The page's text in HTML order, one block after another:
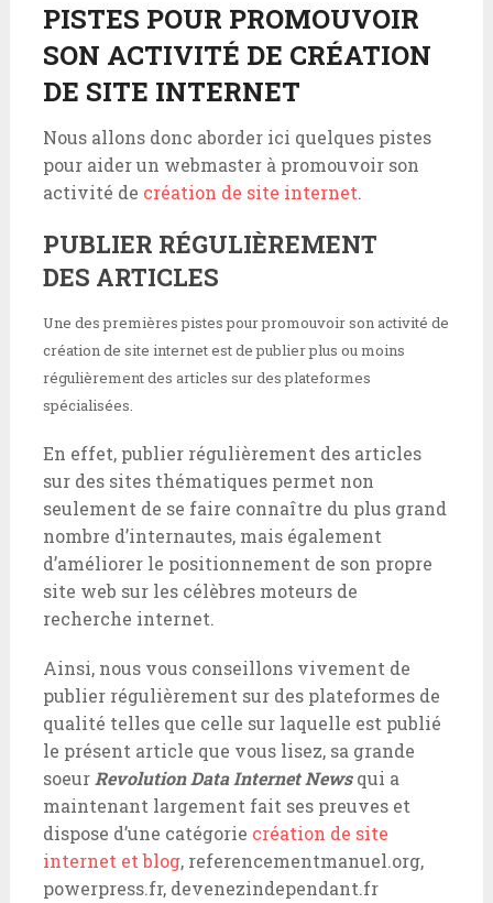
PISTES POUR PROMOUVOIR
SON ACTIVITÉ DE CRÉATION
DE SITE INTERNET
Nous allons donc aborder ici quelques pistes
pour aider un webmaster à promouvoir son
activité de création de site internet.
PUBLIER RÉGULIÈREMENT
DES ARTICLES
Une des premières pistes pour promouvoir son activité de
création de site internet est de publier plus ou moins
régulièrement des articles sur des plateformes
spécialisées.
En effet, publier régulièrement des articles
sur des sites thématiques permet non
seulement de se faire connaître du plus grand
nombre d’internautes, mais également
d’améliorer le positionnement de son propre
site web sur les célèbres moteurs de
recherche internet.
Ainsi, nous vous conseillons vivement de
publier régulièrement sur des plateformes de
qualité telles que celle sur laquelle est publié
le présent article que vous lisez, sa grande
soeur Revolution Data Internet Newsqui a
maintenant largement fait ses preuves et
dispose d’une catégorie création de site
internet et blog, referencementmanuel.org,
powerpress.fr, devenezindependant.fr